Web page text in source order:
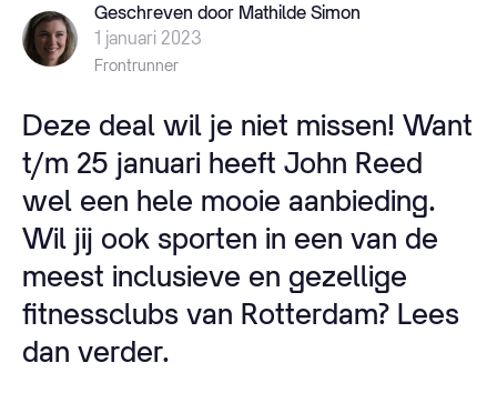
Geschreven door Mathilde Simon
1 januari 2023
Frontrunner
Deze deal wil je niet missen! Want
t/m 25 januari heeft John Reed
wel een hele mooie aanbieding.
Wil jij ook sporten in een van de
meest inclusieve en gezellige
fitnessclubs van Rotterdam? Lees
dan verder.